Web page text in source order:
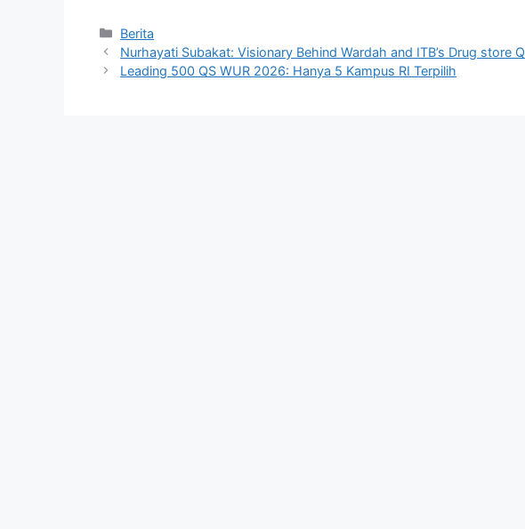
Kategori
Berita
Nurhayati Subakat: Visionary Behind Wardah and ITB’s Drug store
Leading 500 QS WUR 2026: Hanya 5 Kampus RI Terpilih